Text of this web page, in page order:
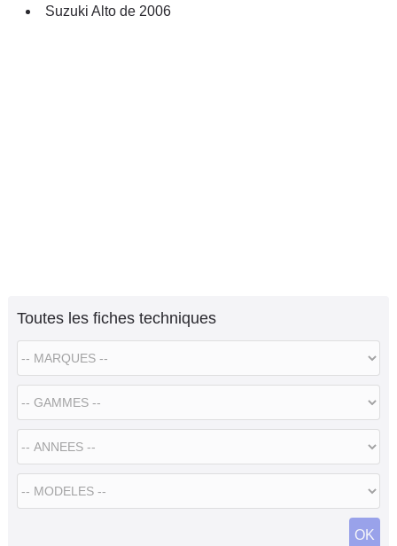
Suzuki Alto de 2006
Toutes les fiches techniques